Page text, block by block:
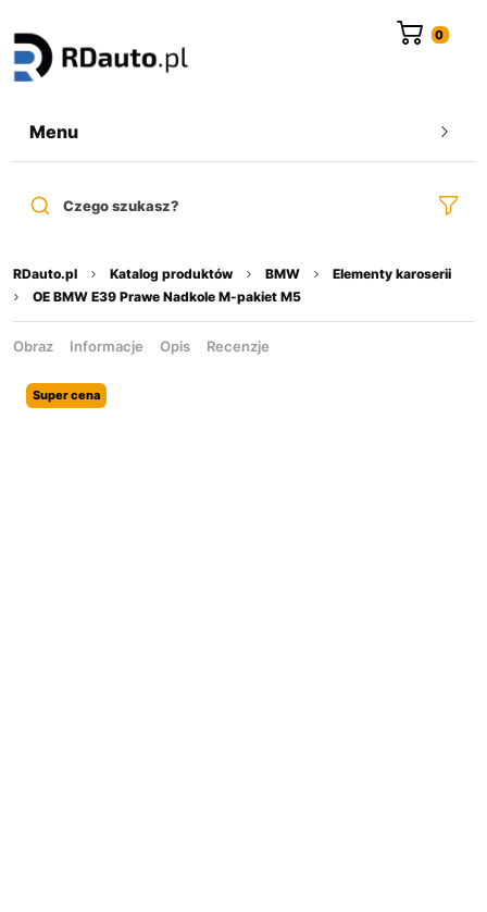
Menu
Czego szukasz?
RDauto.pl Katalog produktów BMW
Elementy karoserii
OE BMW E39 Prawe Nadkole M-pakiet M5
Obraz Informacje Opis Recenzje
Super cena